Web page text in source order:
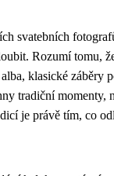
svatebních
Rozumí tomu,
klasické záběry
tradiční momenty,
je právě tím, co